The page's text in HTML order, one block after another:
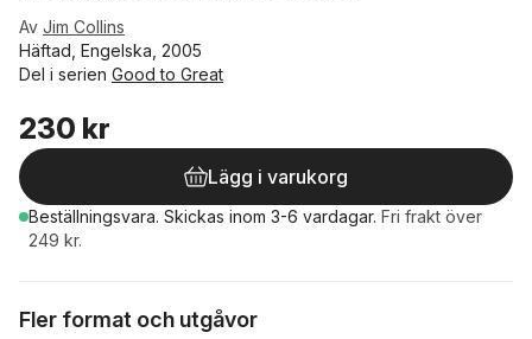
Av Jim Collins
Häftad, Engelska, 2005
Del i serien Good to Great
230 kr
Lägg i varukorg
Beställningsvara. Skickas inom 3-6 vardagar. Fri frakt över
249 kr.
Fler format och utgåvor